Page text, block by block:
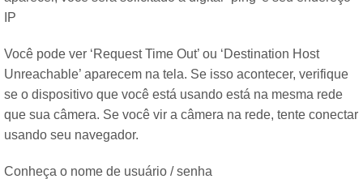
IP
Você pode ver ‘Request Time Out’ ou ‘Destination Host
Unreachable’ aparecem na tela. Se isso acontecer, verifique
se o dispositivo que você está usando está na mesma rede
que sua câmera. Se você vir a câmera na rede, tente conectar
usando seu navegador.
Conheça o nome de usuário / senha